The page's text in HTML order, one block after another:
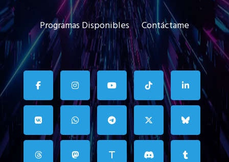
Programas Disponibles Contáctame